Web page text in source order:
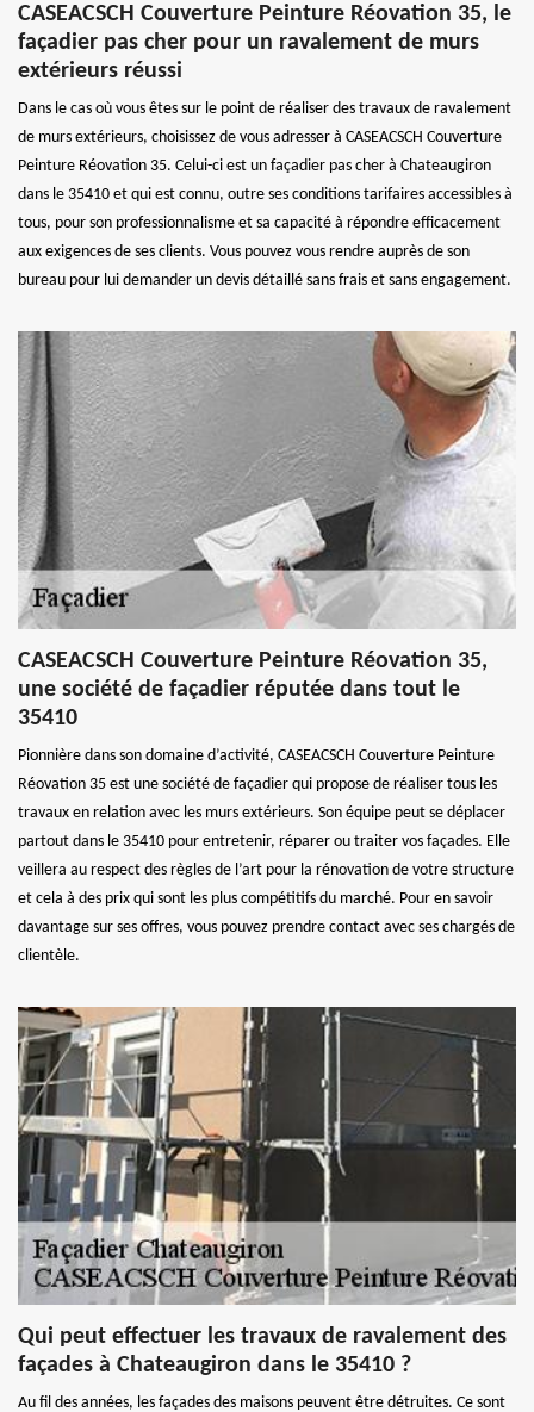
CASEACSCH Couverture Peinture Réovation 35, le
façadier pas cher pour un ravalement de murs
extérieurs réussi
Dans le cas où vous êtes sur le point de réaliser des travaux de ravalement
de murs extérieurs, choisissez de vous adresser à CASEACSCH Couverture
Peinture Réovation 35. Celui-ci est un façadier pas cher à Chateaugiron
dans le 35410 et qui est connu, outre ses conditions tarifaires accessibles à
tous, pour son professionnalisme et sa capacité à répondre efficacement
aux exigences de ses clients. Vous pouvez vous rendre auprès de son
bureau pour lui demander un devis détaillé sans frais et sans engagement.
CASEACSCH Couverture Peinture Réovation 35,
une société de façadier réputée dans tout le
35410
Pionnière dans son domaine d’activité, CASEACSCH Couverture Peinture
Réovation 35 est une société de façadier qui propose de réaliser tous les
travaux en relation avec les murs extérieurs. Son équipe peut se déplacer
partout dans le 35410 pour entretenir, réparer ou traiter vos façades. Elle
veillera au respect des règles de l’art pour la rénovation de votre structure
et cela à des prix qui sont les plus compétitifs du marché. Pour en savoir
davantage sur ses offres, vous pouvez prendre contact avec ses chargés de
clientèle.
Qui peut effectuer les travaux de ravalement des
façades à Chateaugiron dans le 35410 ?
Au fil des années, les façades des maisons peuvent être détruites. Ce sont